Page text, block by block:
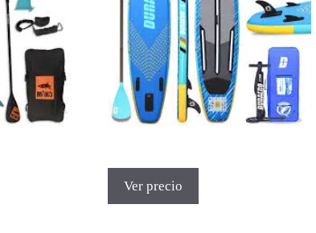
Ver precio